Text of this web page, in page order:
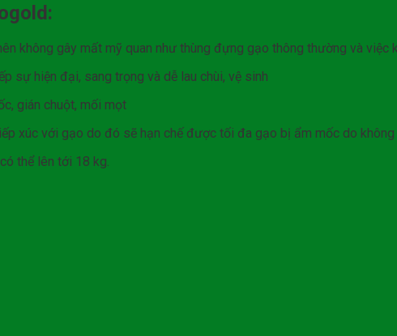
không gây mất mỹ quan như thùng đựng gạo thông thường và việc
sự hiện đại, sang trọng và dễ lau chùi, vệ sinh
gián chuột, mối mọt
xúc với gạo do đó sẽ hạn chế được tối đa gạo bị ẩm mốc do
thể lên tới 18 kg.